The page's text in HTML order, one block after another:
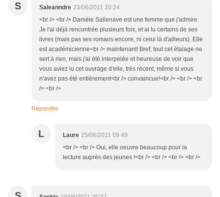
S Saleanndre 23/06/2011 20:24
<br /> <br /> Danièle Sallenave est une femme que j'admire.
Je l'ai déjà rencontrée plusieurs fois, et ai lu certains de ses
livres (mais pas ses romans encore, ni celui là d'ailleurs). Elle
est académicienne<br /> maintenant! Bref, tout cet étalage ne
sert à rien, mais j'ai été interpelée et heureuse de voir que
vous aviez lu cet ouvrage d'elle, très récent, même si vous
n'avez pas été entièrement<br /> convaincue!<br /> <br /> <br
/> <br />
Répondre
L Laure 25/06/2011 09:49
<br /> <br /> Oui, elle oeuvre beaucoup pour la
lecture auprès des jeunes !<br /> <br /> <br /> <br />